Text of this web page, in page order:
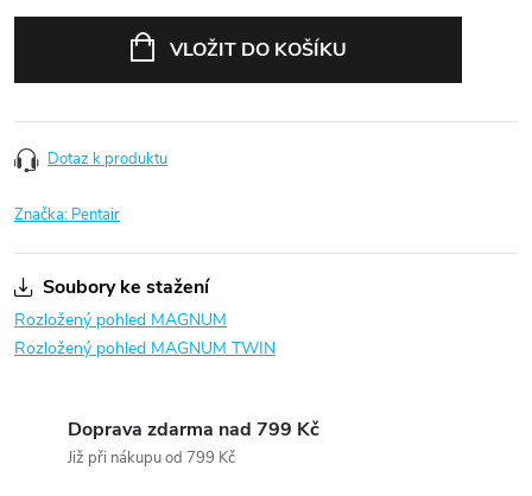
VLOŽIT DO KOŠÍKU
Dotaz k produktu
Značka: Pentair
Soubory ke stažení
Rozložený pohled MAGNUM
Rozložený pohled MAGNUM TWIN
Doprava zdarma nad 799 Kč
Již při nákupu od 799 Kč